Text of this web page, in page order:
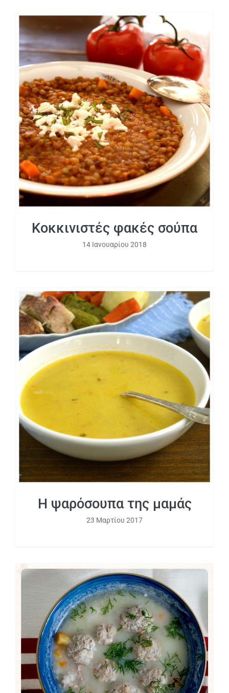
Κοκκινιστές φακές σούπα
Κοκκινιστές φακές σούπα
14 Ιανουαρίου 2018
Η ψαρόσουπα της μαμάς
Η ψαρόσουπα της μαμάς
23 Μαρτίου 2017
Γιουβαρλάκια αυγολέμονο η απόλυτη
σούπα του χειμώνα